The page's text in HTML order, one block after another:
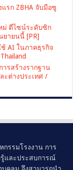
รก ZBHA จับมือซู
หม่ ดีไซน์ระดับซิก
ยายนนี้ [PR]
ช้ AI ในภาคธุรกิจ
รสร้างรากฐาน
ะต่างประเทศ /
กรรมโรงงาน การ
รู้และประสบการณ์